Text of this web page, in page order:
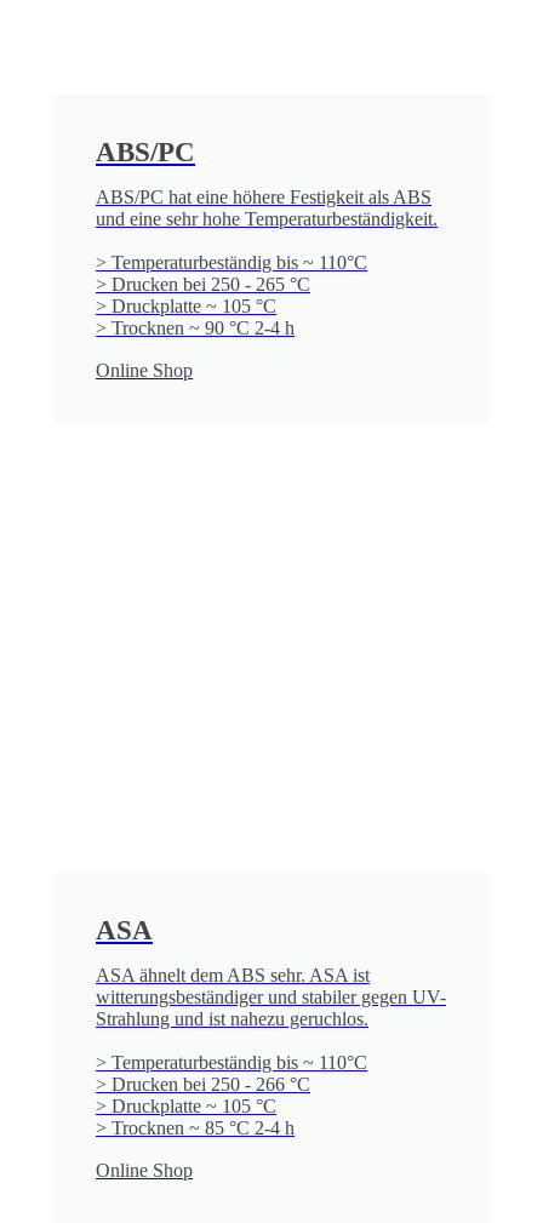
ABS/PC
ABS/PC hat eine höhere Festigkeit als ABS
und eine sehr hohe Temperatur­beständigkeit.
> Temperaturbeständig bis ~ 110°C
> Drucken bei 250 - 265 °C
> Druckplatte ~ 105 °C
> Trocknen ~ 90 °C 2-4 h
Online Shop
ASA
ASA ähnelt dem ABS sehr. ASA ist
witterungsbeständiger und stabiler gegen UV-
Strahlung und ist nahezu geruchlos.
> Temperaturbeständig bis ~ 110°C
> Drucken bei 250 - 266 °C
> Druckplatte ~ 105 °C
> Trocknen ~ 85 °C 2-4 h
Online Shop